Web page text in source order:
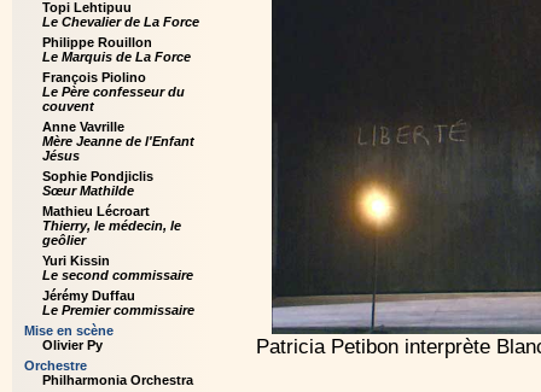
Topi Lehtipuu
Le Chevalier de La Force
Philippe Rouillon
Le Marquis de La Force
François Piolino
Le Père confesseur du
couvent
Anne Vavrille
Mère Jeanne de l'Enfant
Jésus
Sophie Pondjiclis
Sœur Mathilde
Mathieu Lécroart
Thierry, le médecin, le
geôlier
Yuri Kissin
Le second commissaire
Jérémy Duffau
Le Premier commissaire
Mise en scène
Olivier Py
Orchestre
Philharmonia Orchestra
Patricia Petibon interprète